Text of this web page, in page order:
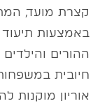
קצרת מועד,
באמצעות
ההורים
חיובית
אוריון מוקנות